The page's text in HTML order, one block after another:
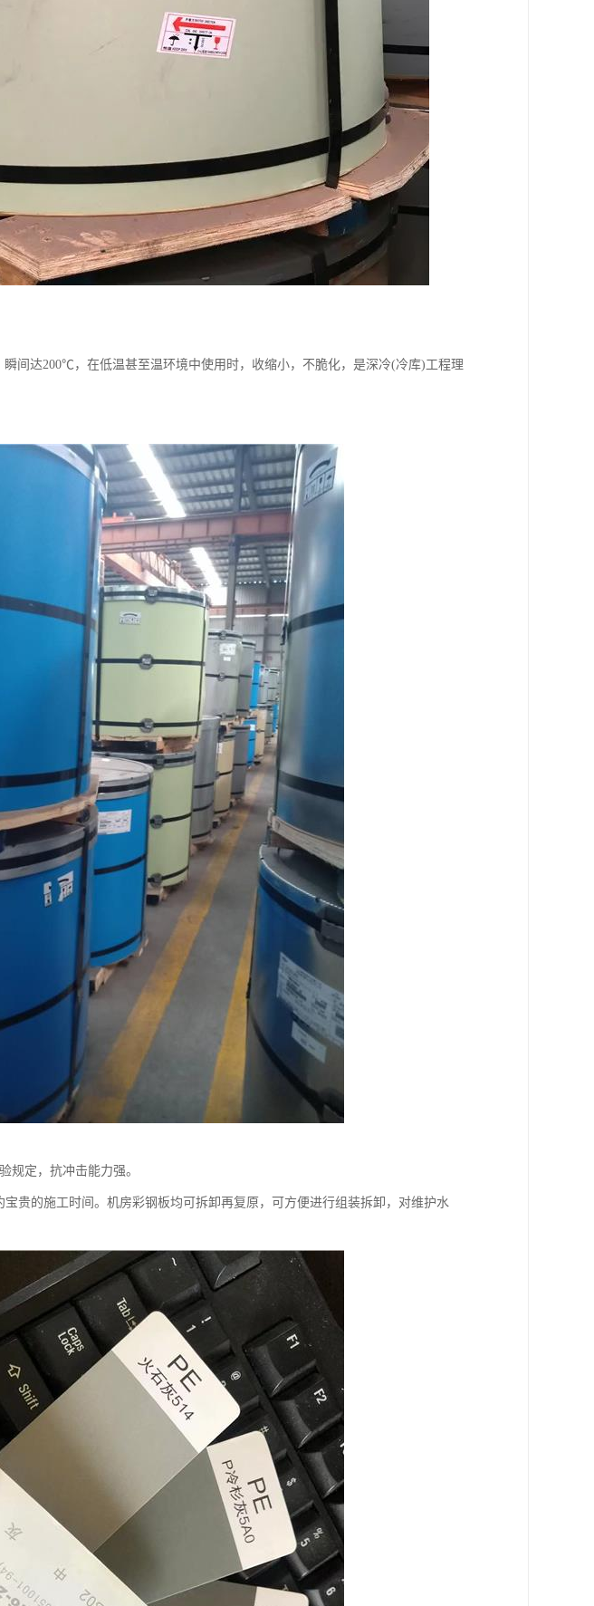
间达200℃，在低温甚至温环境中使用时，收缩小，不脆化，是深冷(冷库)工程理
规定，抗冲击能力强。
贵的施工时间。机房彩钢板均可拆卸再复原，可方便进行组装拆卸，对维护水